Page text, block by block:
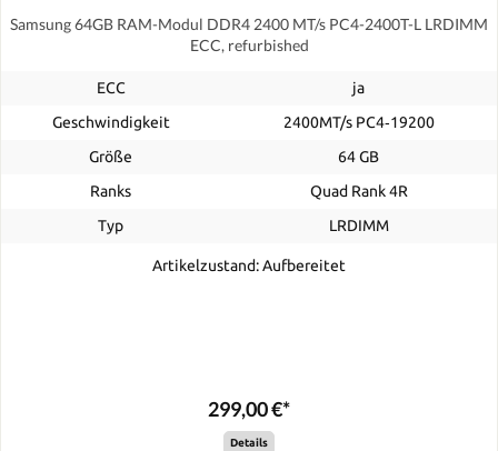
Samsung 64GB RAM-Modul DDR4 2400 MT/s PC4-2400T-L LRDIMM
ECC, refurbished
ECC
ja
Geschwindigkeit
2400MT/s PC4‑19200
Größe
64 GB
Ranks
Quad Rank 4R
Typ
LRDIMM
Artikelzustand: Aufbereitet
299,00 €*
Details